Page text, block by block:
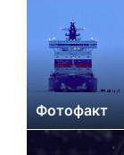
Фотофакт